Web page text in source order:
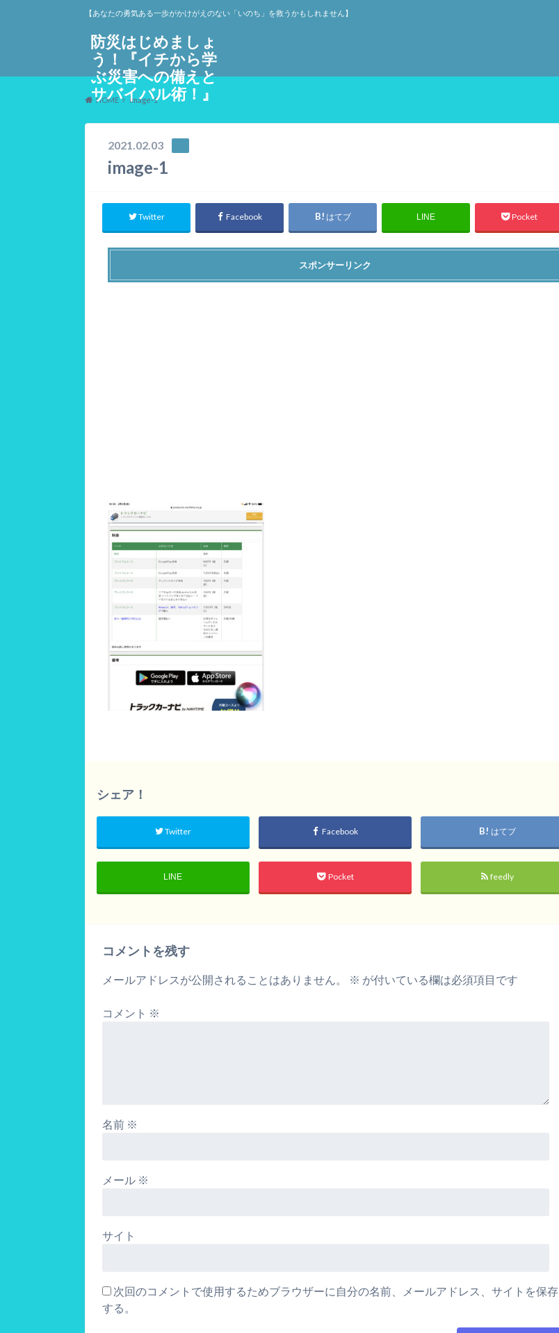
防災はじめましょ
う！『イチから学
ぶ災害への備えと
サバイバル術！』
【あなたの勇気ある一歩がかけがえのない「いのち」を救うかもしれません】
HOME
image-1
2021.02.03
image-1
Twitter Facebook はてブ LINE Pocket
スポンサーリンク
シェア！
Twitter Facebook はてブ
LINE Pocket feedly
コメントを残す
メールアドレスが公開されることはありません。 ※ が付いている欄は必須項目です
コメント ※
名前 ※
メール ※
サイト
次回のコメントで使用するためブラウザーに自分の名前、メールアドレス、サイトを保存
する。